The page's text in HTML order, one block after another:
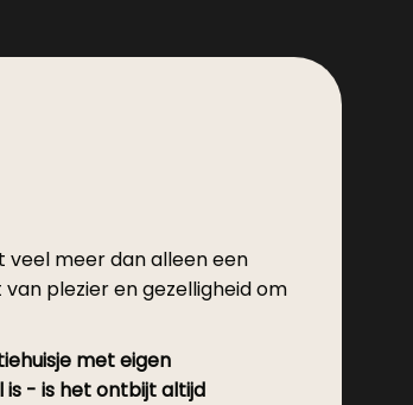
veel meer dan alleen een
plezier en gezelligheid om
met eigen
- is het ontbijt altijd